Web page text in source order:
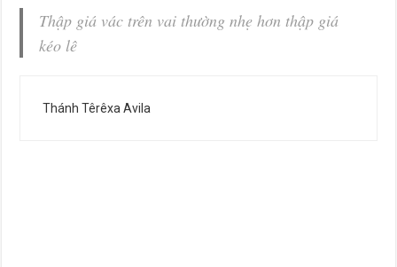
Thập giá vác trên vai thường nhẹ hơn thập giá
kéo lê
Thánh Têrêxa Avila